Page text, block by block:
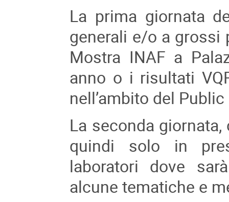
La prima giornata
generali e/o a grossi
Mostra INAF a
anno o i risultati
nell’ambito del
La seconda
quindi solo in
laboratori dove
alcune tematiche e